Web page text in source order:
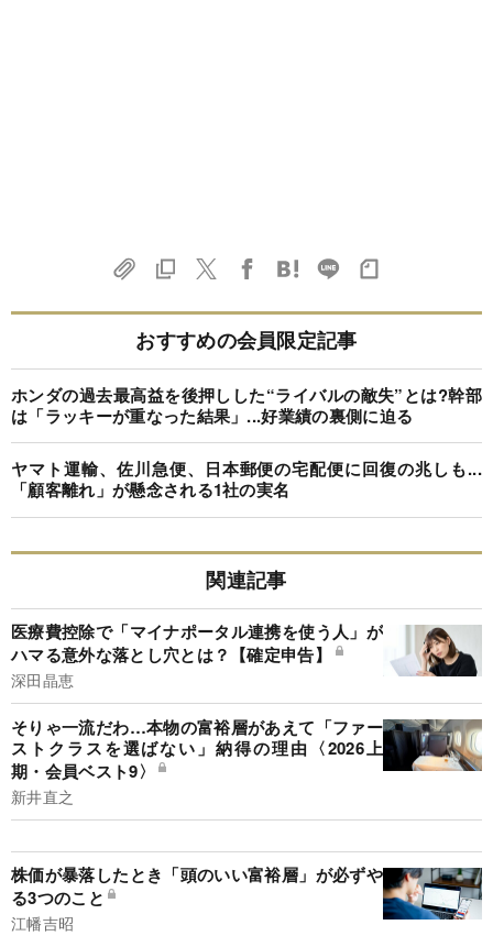
おすすめの会員限定記事
ホンダの過去最高益を後押しした“ライバルの敵失”とは?幹部
は「ラッキーが重なった結果」...好業績の裏側に迫る
ヤマト運輸、佐川急便、日本郵便の宅配便に回復の兆しも...
「顧客離れ」が懸念される1社の実名
関連記事
医療費控除で「マイナポータル連携を使う人」が
ハマる意外な落とし穴とは？【確定申告】
深田晶恵
そりゃ一流だわ…本物の富裕層があえて「ファー
ストクラスを選ばない」納得の理由〈2026上
期・会員ベスト9〉
新井直之
株価が暴落したとき「頭のいい富裕層」が必ずや
る3つのこと
江幡吉昭